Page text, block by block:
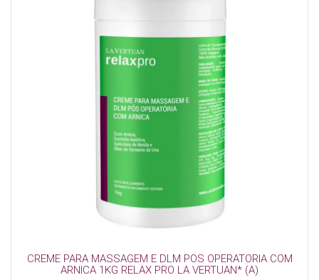
CREME PARA MASSAGEM E DLM POS OPERATORIA COM
ARNICA 1KG RELAX PRO LA VERTUAN* (A)